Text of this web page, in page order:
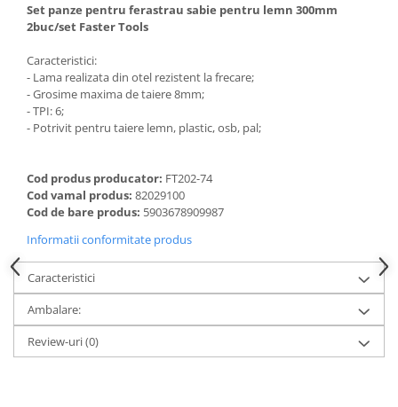
Set panze pentru ferastrau sabie pentru lemn 300mm
2buc/set Faster Tools
Caracteristici:
- Lama realizata din otel rezistent la frecare;
- Grosime maxima de taiere 8mm;
- TPI: 6;
- Potrivit pentru taiere lemn, plastic, osb, pal;
Cod produs producator: FT202-74
Cod vamal produs: 82029100
Cod de bare produs: 5903678909987
Informatii conformitate produs
Caracteristici
Ambalare:
Review-uri(0)